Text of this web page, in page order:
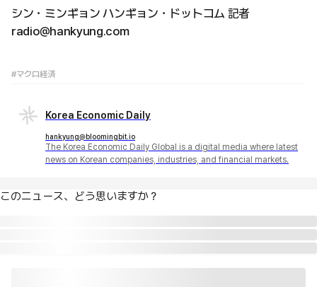
シン・ミンギョン ハンギョン・ドットコム 記者
radio@hankyung.com
#マクロ経済
Korea Economic Daily
hankyung@bloomingbit.io
The Korea Economic Daily Global is a digital media where latest
news on Korean companies, industries, and financial markets.
このニュース、どう思いますか？